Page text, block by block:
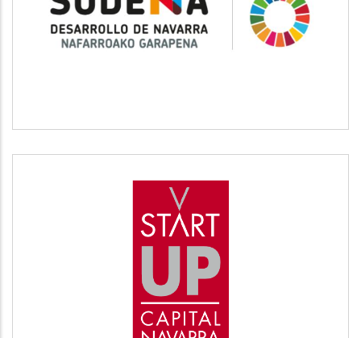
Desarrollo empresarial
START UP
Desarrollo empresarial